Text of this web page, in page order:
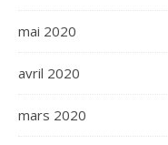
mai 2020
avril 2020
mars 2020